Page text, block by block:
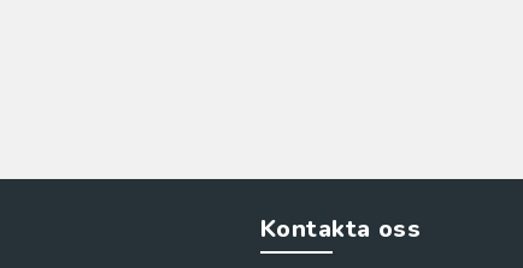
Kontakta oss